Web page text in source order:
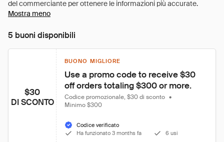
Mostra meno
5 buoni disponibili
$30
DI SCONTO
BUONO MIGLIORE
Use a promo code to receive $30
off orders totaling $300 or more.
Codice promozionale, $30 di sconto •
Minimo $300
Codice verificato
Ha funzionato 3 months fa
6 usi